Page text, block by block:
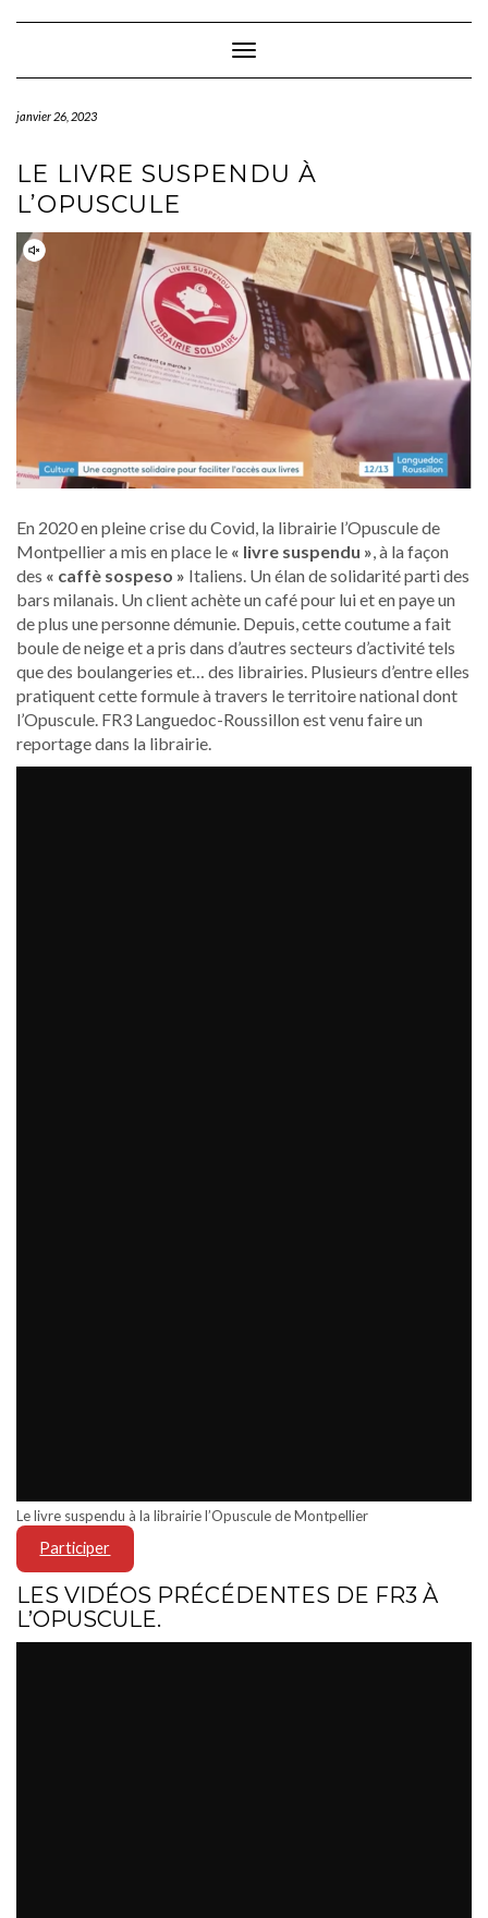
Toggle Navigation
janvier 26, 2023
LE LIVRE SUSPENDU À
L’OPUSCULE
En 2020 en pleine crise du Covid, la librairie l’Opuscule de
Montpellier a mis en place le « livre suspendu » , à la façon
des « caffè sospeso » Italiens. Un élan de solidarité parti des
bars milanais. Un client achète un café pour lui et en paye un
de plus une personne démunie. Depuis, cette coutume a fait
boule de neige et a pris dans d’autres secteurs d’activité tels
que des boulangeries et… des librairies. Plusieurs d’entre elles
pratiquent cette formule à travers le territoire national dont
l’Opuscule. FR3 Languedoc-Roussillon est venu faire un
reportage dans la librairie.
Le livre suspendu à la librairie l’Opuscule de Montpellier
Participer
LES VIDÉOS PRÉCÉDENTES DE FR3 À
L’OPUSCULE.